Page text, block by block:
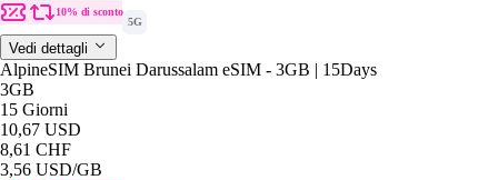
10% di sconto
5G
Vedi dettagli
AlpineSIM Brunei Darussalam eSIM - 3GB | 15Days
3GB
15 Giorni
10,67 USD
8,61 CHF
3,56 USD/GB